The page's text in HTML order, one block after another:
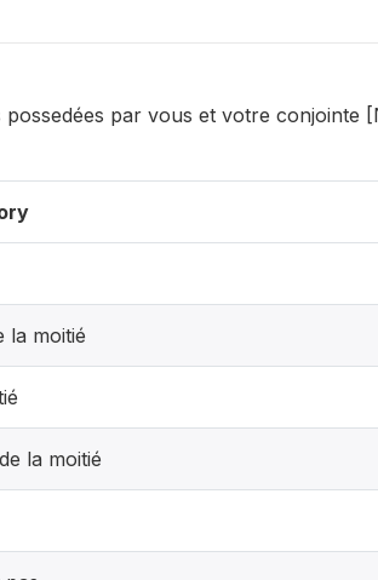
par vous et votre conjointe
la moitié
la moitié